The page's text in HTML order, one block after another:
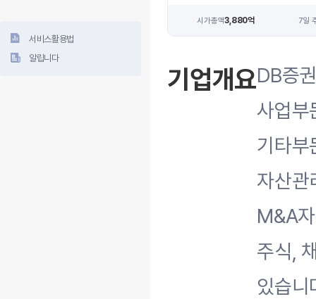
서비스활용법
알립니다
시가총액3,880억 7일
기업개요DB증
사업
기타부
자산관
M&A
주식,
있습